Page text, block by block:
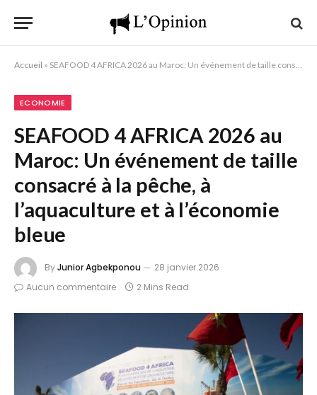
Accueil » SEAFOOD 4 AFRICA 2026 au Maroc: Un événement de taille consacré à la pêche, à l’aquaculture et à l’économie bleue
ECONOMIE
SEAFOOD 4 AFRICA 2026 au
Maroc: Un événement de taille
consacré à la pêche, à
l’aquaculture et à l’économie
bleue
ByJunior Agbekponou
28 janvier 2026
Aucun commentaire
2 Mins Read